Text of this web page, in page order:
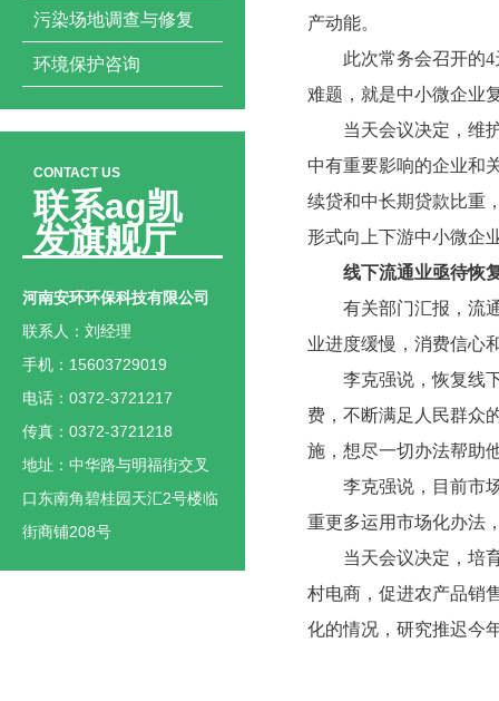
污染场地调查与修复
环境保护咨询
CONTACT US
联系ag凯
发旗舰厅
河南安环环保科技有限公司
联系人：刘经理
手机：15603729019
电话：0372-3721217
传真：0372-3721218
地址：中华路与明福街交叉
口东南角碧桂园天汇2号楼临
街商铺208号
产动能。
此次常务会召开的
难题，就是中小微企业
当天会议决定，维
中有重要影响的企业和
续贷和中长期贷款比重
形式向上下游中小微企
线下流通业亟待恢
有关部门汇报，流
业进度缓慢，消费信心
李克强说，恢复线
费，不断满足人民群众
施，想尽一切办法帮助
李克强说，目前市
重更多运用市场化办法
当天会议决定，培
村电商，促进农产品销
化的情况，研究推迟今